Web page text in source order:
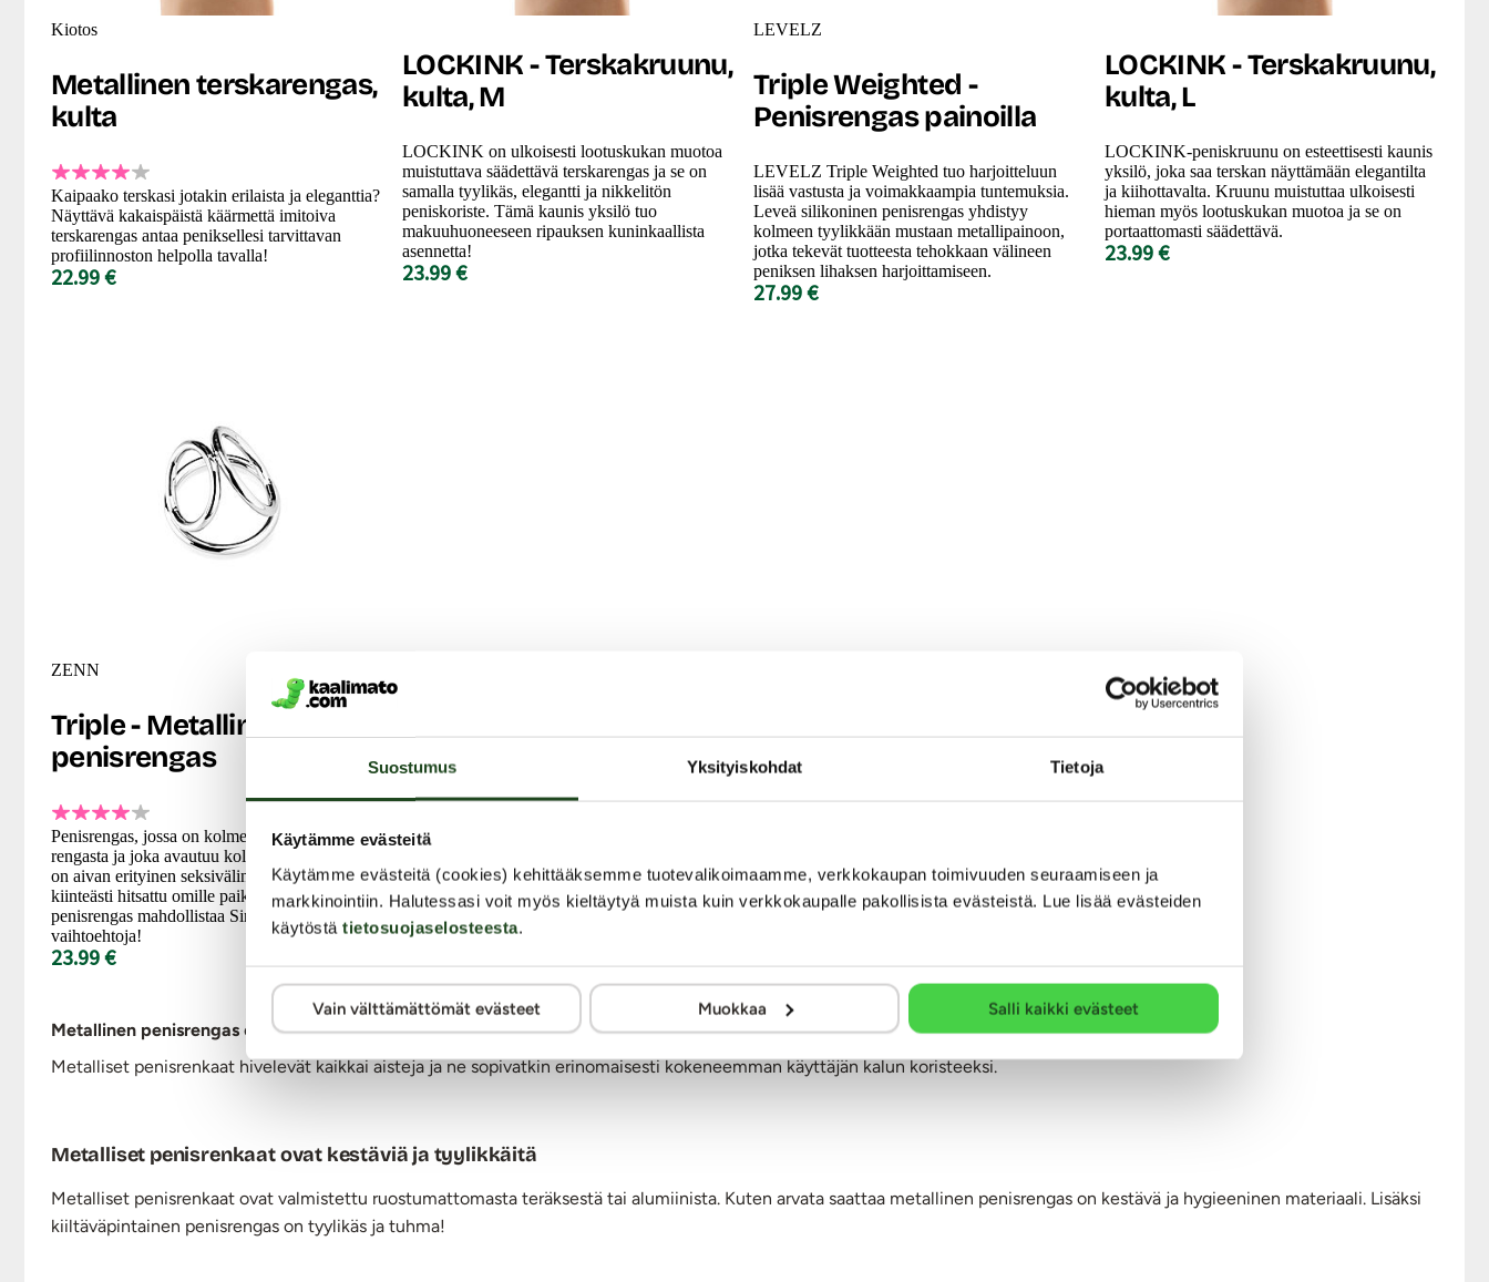
Suostumus Yksityiskohdat Tietoja
Käytämme evästeitä
Käytämme evästeitä (cookies) kehittääksemme tuotevalikoimaamme, verkkokaupan toimivuuden seuraamiseen ja
markkinointiin. Halutessasi voit myös kieltäytyä muista kuin verkkokaupalle pakollisista evästeistä. Lue lisää evästeiden
käytöstä tietosuojaselosteesta.
Vain välttämättömät evästeet Muokkaa Salli kaikki evästeet
Kiotos
Metallinen terskarengas,
kulta
Kaipaako terskasi jotakin erilaista ja eleganttia?
Näyttävä kakaispäistä käärmettä imitoiva
terskarengas antaa peniksellesi tarvittavan
profiilinnoston helpolla tavalla!
22.99 €
LOCKINK - Terskakruunu,
kulta, M
LOCKINK on ulkoisesti lootuskukan muotoa
muistuttava säädettävä terskarengas ja se on
samalla tyylikäs, elegantti ja nikkelitön
peniskoriste. Tämä kaunis yksilö tuo
makuuhuoneeseen ripauksen kuninkaallista
asennetta!
23.99 €
LEVELZ
Triple Weighted -
Penisrengas painoilla
LEVELZ Triple Weighted tuo harjoitteluun
lisää vastusta ja voimakkaampia tuntemuksia.
Leveä silikoninen penisrengas yhdistyy
kolmeen tyylikkään mustaan metallipainoon,
jotka tekevät tuotteesta tehokkaan välineen
peniksen lihaksen harjoittamiseen.
27.99 €
LOCKINK - Terskakruunu,
kulta, L
LOCKINK-peniskruunu on esteettisesti kaunis
yksilö, joka saa terskan näyttämään elegantilta
ja kiihottavalta. Kruunu muistuttaa ulkoisesti
hieman myös lootuskukan muotoa ja se on
portaattomasti säädettävä.
23.99 €
ZENN
Triple - Metallinen
penisrengas
Penisrengas, jossa on kolme erikokoista
rengasta ja joka avautuu kolmeen eri suuntaan,
on aivan erityinen seksiväline. Renkaat ovat
kiinteästi hitsattu omille paikoilleen. Tämä
penisrengas mahdollistaa Sinulle paljon
vaihtoehtoja!
23.99 €
Metallinen penisrengas on yhtä aikaa kaunis ja kestävä.
Metalliset penisrenkaat hivelevät kaikkai aisteja ja ne sopivatkin erinomaisesti kokeneemman käyttäjän kalun koristeeksi.
Metalliset penisrenkaat ovat kestäviä ja tyylikkäitä
Metalliset penisrenkaat ovat valmistettu ruostumattomasta teräksestä tai alumiinista. Kuten arvata saattaa metallinen penisrengas on kestävä ja hygieeninen materiaali. Lisäksi
kiiltäväpintainen penisrengas on tyylikäs ja tuhma!